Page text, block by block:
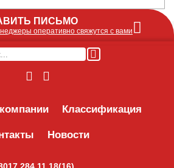
Классификация
Новости
ПИСЬМО
оперативно свяжутся с вами
Ваше сообщение или запрос по
по e-mail и оперативно ответим!